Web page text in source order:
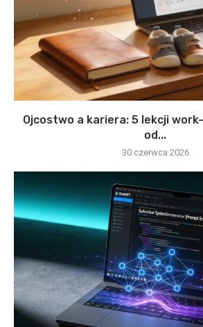
Ojcostwo a kariera: 5 lekcji
od...
30 czerwca 2026